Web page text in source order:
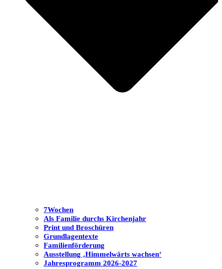
7Wochen
Als Familie durchs Kirchenjahr
Print und Broschüren
Grundlagentexte
Familienförderung
Ausstellung ‚Himmelwärts wachsen‘
Jahresprogramm 2026-2027